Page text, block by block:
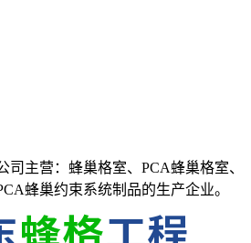
司主营：蜂巢格室、PCA蜂巢格室、
蜂巢约束系统制品的生产企业。